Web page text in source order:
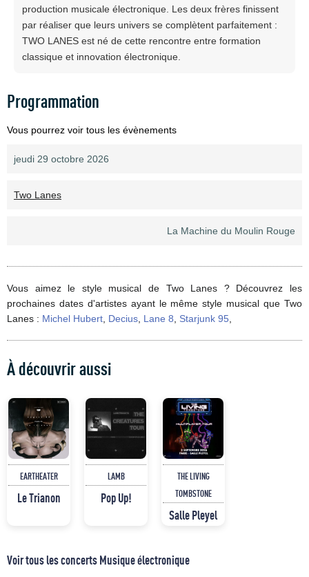
production musicale électronique. Les deux frères finissent
par réaliser que leurs univers se complètent parfaitement :
TWO LANES est né de cette rencontre entre formation
classique et innovation électronique.
Programmation
Vous pourrez voir tous les évènements
jeudi 29 octobre 2026
Two Lanes
La Machine du Moulin Rouge
Vous aimez le style musical de Two Lanes ? Découvrez les
prochaines dates d'artistes ayant le même style musical que Two
Lanes : Michel Hubert, Decius, Lane 8, Starjunk 95,
À découvrir aussi
EARTHEATER
Le Trianon
LAMB
Pop Up!
THE LIVING
TOMBSTONE
Salle Pleyel
Voir tous les concerts Musique électronique